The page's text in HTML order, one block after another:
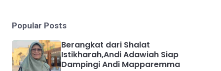
Popular Posts
Berangkat dari Shalat
Istikharah,Andi Adawiah Siap
Dampingi Andi Mapparemma